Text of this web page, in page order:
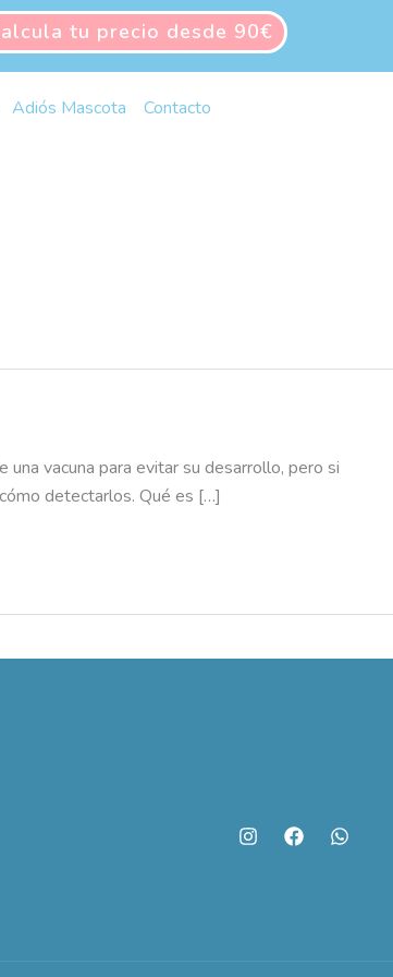
tu precio desde 90€
Adiós Mascota Contacto
vacuna para evitar su desarrollo, pero si
detectarlos. Qué es […]